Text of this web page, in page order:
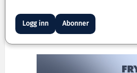
Logg inn Abonner